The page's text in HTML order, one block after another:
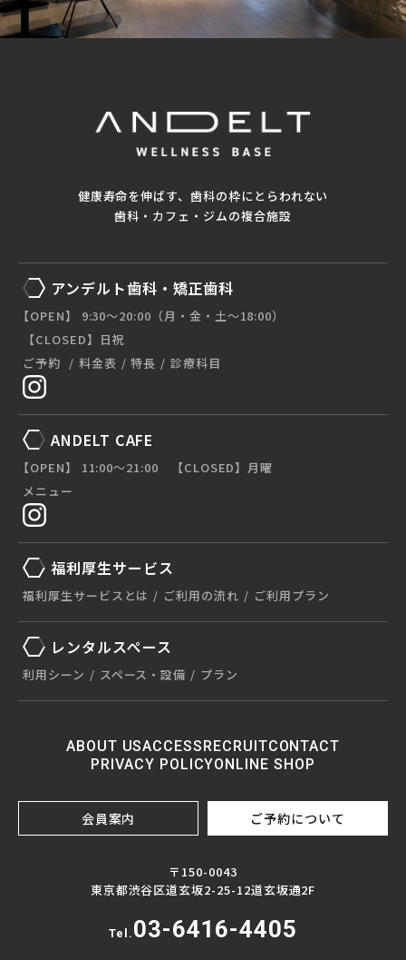
健康寿命を伸ばす、歯科の枠にとらわれない
歯科・カフェ・ジムの複合施設
アンデルト歯科・矯正歯科
【OPEN】 9:30〜20:00（月・金・土〜18:00）
【CLOSED】日祝
ご予約
料金表 特長 診療科目
ANDELT CAFE
【OPEN】 11:00〜21:00 【CLOSED】月曜
メニュー
福利厚生サービス
福利厚生サービスとは ご利用の流れ ご利用プラン
レンタルスペース
利用シーン スペース・設備 プラン
ABOUT USACCESSRECRUITCONTACT
PRIVACY POLICYONLINE SHOP
会員案内 ご予約について
〒150-0043
東京都渋谷区道玄坂2-25-12道玄坂通2F
Tel. 03-6416-4405